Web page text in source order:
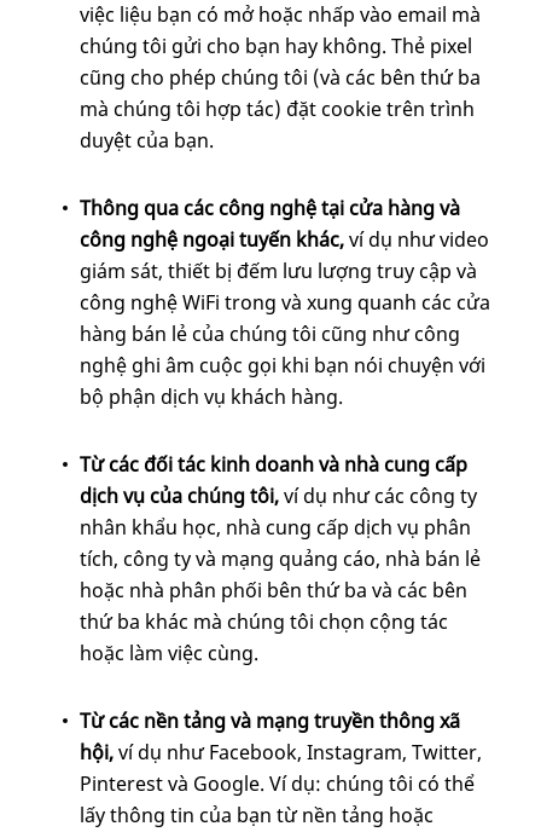
việc liệu bạn có mở hoặc nhấp vào email mà
chúng tôi gửi cho bạn hay không. Thẻ pixel
cũng cho phép chúng tôi (và các bên thứ ba
mà chúng tôi hợp tác) đặt cookie trên trình
duyệt của bạn.
Thông qua các công nghệ tại cửa hàng và
công nghệ ngoại tuyến khác,ví dụ như video
giám sát, thiết bị đếm lưu lượng truy cập và
công nghệ WiFi trong và xung quanh các cửa
hàng bán lẻ của chúng tôi cũng như công
nghệ ghi âm cuộc gọi khi bạn nói chuyện với
bộ phận dịch vụ khách hàng.
Từ các đối tác kinh doanh và nhà cung cấp
dịch vụ của chúng tôi,ví dụ như các công ty
nhân khẩu học, nhà cung cấp dịch vụ phân
tích, công ty và mạng quảng cáo, nhà bán lẻ
hoặc nhà phân phối bên thứ ba và các bên
thứ ba khác mà chúng tôi chọn cộng tác
hoặc làm việc cùng.
Từ các nền tảng và mạng truyền thông xã
hội,ví dụ như Facebook, Instagram, Twitter,
Pinterest và Google. Ví dụ: chúng tôi có thể
lấy thông tin của bạn từ nền tảng hoặc